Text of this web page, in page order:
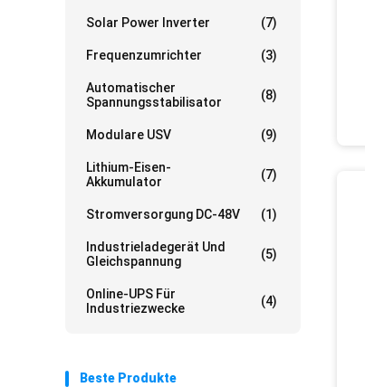
Solar Power Inverter (7)
Frequenzumrichter (3)
Automatischer
Spannungsstabilisator
(8)
Modulare USV (9)
Lithium-Eisen-
Akkumulator
(7)
Stromversorgung DC-48V (1)
Industrieladegerät Und
Gleichspannung
(5)
Online-UPS Für
Industriezwecke
(4)
Beste Produkte